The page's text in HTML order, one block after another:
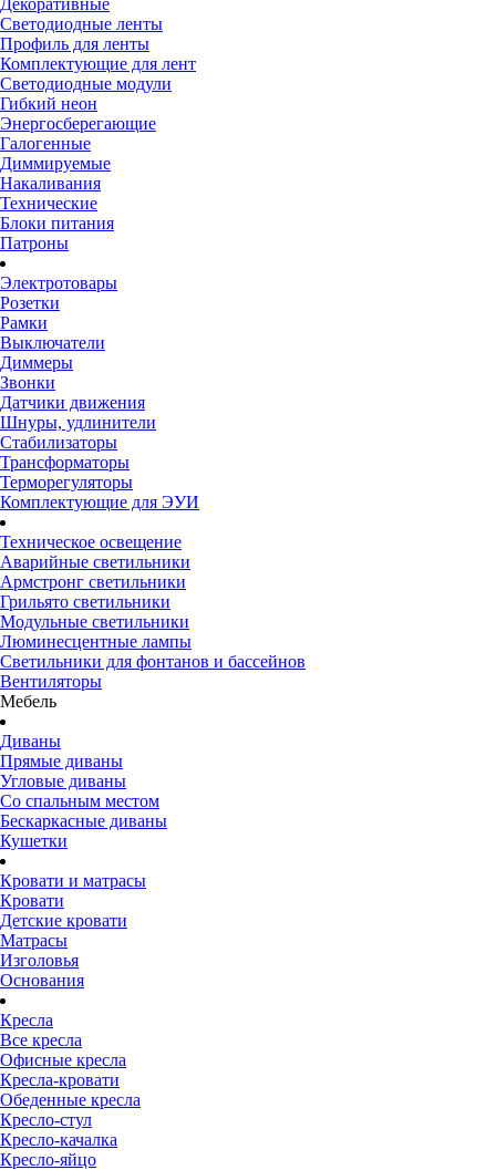
Декоративные
Светодиодные ленты
Профиль для ленты
Комплектующие для лент
Светодиодные модули
Гибкий неон
Энергосберегающие
Галогенные
Диммируемые
Накаливания
Технические
Блоки питания
Патроны
Электротовары
Розетки
Рамки
Выключатели
Диммеры
Звонки
Датчики движения
Шнуры, удлинители
Стабилизаторы
Трансформаторы
Терморегуляторы
Комплектующие для ЭУИ
Техническое освещение
Аварийные светильники
Армстронг светильники
Грильято светильники
Модульные светильники
Люминесцентные лампы
Светильники для фонтанов и бассейнов
Вентиляторы
Мебель
Диваны
Прямые диваны
Угловые диваны
Со спальным местом
Бескаркасные диваны
Кушетки
Кровати и матрасы
Кровати
Детские кровати
Матрасы
Изголовья
Основания
Кресла
Все кресла
Офисные кресла
Кресла-кровати
Обеденные кресла
Кресло-стул
Кресло-качалка
Кресло-яйцо